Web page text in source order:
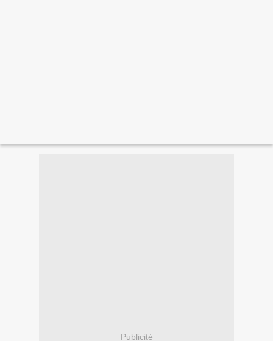
Publicité